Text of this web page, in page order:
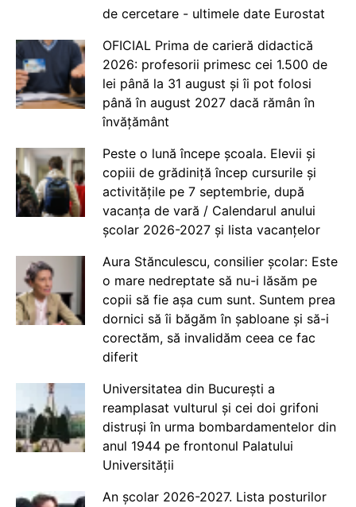
de cercetare - ultimele date Eurostat
OFICIAL Prima de carieră didactică
2026: profesorii primesc cei 1.500 de
lei până la 31 august și îi pot folosi
până în august 2027 dacă rămân în
învățământ
Peste o lună începe școala. Elevii și
copiii de grădiniță încep cursurile și
activitățile pe 7 septembrie, după
vacanța de vară / Calendarul anului
școlar 2026-2027 și lista vacanțelor
Aura Stănculescu, consilier școlar: Este
o mare nedreptate să nu-i lăsăm pe
copii să fie așa cum sunt. Suntem prea
dornici să îi băgăm în șabloane și să-i
corectăm, să invalidăm ceea ce fac
diferit
Universitatea din București a
reamplasat vulturul și cei doi grifoni
distruși în urma bombardamentelor din
anul 1944 pe frontonul Palatului
Universității
An școlar 2026-2027. Lista posturilor